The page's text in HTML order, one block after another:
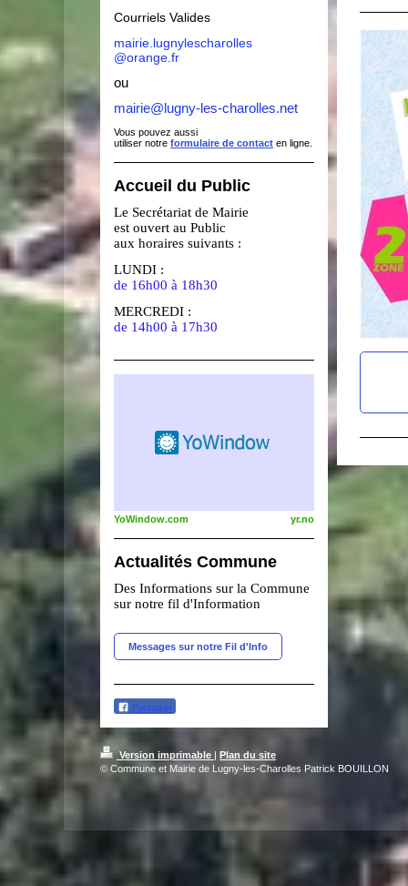
Courriels Valides
mairie.lugnylescharolles
@orange.fr
ou
mairie@lugny-les-charolles.net
Vous pouvez aussi
utiliser notre formulaire de contact en ligne.
Accueil du Public
Le Secrétariat de Mairie
est ouvert au Public
aux horaires suivants :
LUNDI :
de 16h00 à 18h30
MERCREDI :
de 14h00 à 17h30
YoWindow.com yr.no
Actualités Commune
Des Informations sur la Commune
sur notre fil d'Information
Messages sur notre Fil d'Info
Partager
Version imprimable | Plan du site
© Commune et Mairie de Lugny-les-Charolles Patrick BOUILLON